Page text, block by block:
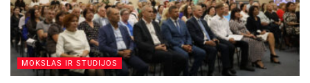
MOKSLAS IR STUDIJOS